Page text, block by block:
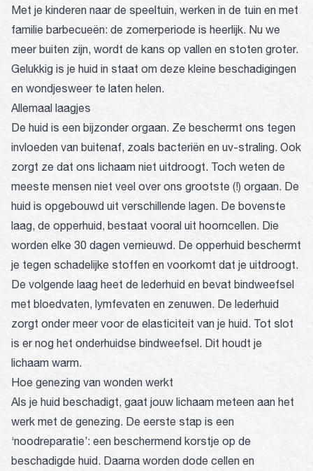
Met je kinderen naar de speeltuin, werken in de tuin en met
familie barbecueën: de zomerperiode is heerlijk. Nu we
meer buiten zijn, wordt de kans op vallen en stoten groter.
Gelukkig is je huid in staat om deze kleine beschadigingen
en wondjesweer te laten helen.
Allemaal laagjes
De huid is een bijzonder orgaan. Ze beschermt ons tegen
invloeden van buitenaf, zoals bacteriën en uv-straling. Ook
zorgt ze dat ons lichaam niet uitdroogt. Toch weten de
meeste mensen niet veel over ons grootste (!) orgaan. De
huid is opgebouwd uit verschillende lagen. De bovenste
laag, de opperhuid, bestaat vooral uit hoorncellen. Die
worden elke 30 dagen vernieuwd. De opperhuid beschermt
je tegen schadelijke stoffen en voorkomt dat je uitdroogt.
De volgende laag heet de lederhuid en bevat bindweefsel
met bloedvaten, lymfevaten en zenuwen. De lederhuid
zorgt onder meer voor de elasticiteit van je huid. Tot slot
is er nog het onderhuidse bindweefsel. Dit houdt je
lichaam warm.
Hoe genezing van wonden werkt
Als je huid beschadigt, gaat jouw lichaam meteen aan het
werk met de genezing. De eerste stap is een
‘noodreparatie’: een beschermend korstje op de
beschadigde huid. Daarna worden dode cellen en